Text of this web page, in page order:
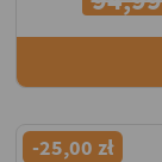
-25,00 zł